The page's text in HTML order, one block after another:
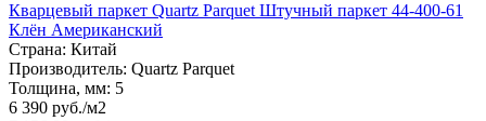
Кварцевый паркет Quartz Parquet Штучный паркет 44-400-61
Клён Американский
Страна: Китай
Производитель: Quartz Parquet
Толщина, мм: 5
6 390 руб./м2